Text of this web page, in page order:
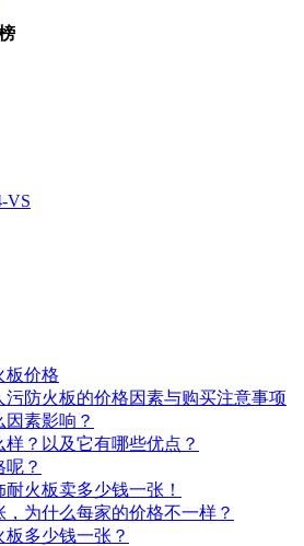
VS
板价格
污防火板的价格因素与购买注意事项
影响？
？以及它有哪些优点？
？
耐火板卖多少钱一张！
，为什么每家的价格不一样？
多少钱一张？